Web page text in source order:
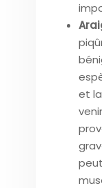
et